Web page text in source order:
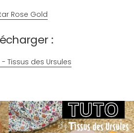
Rose Gold
:
Tissus des Ursules